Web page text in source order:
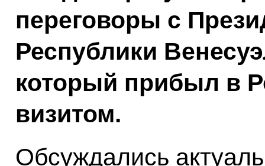
переговоры с
Республики
который прибыл в
визитом.
Обсуждались